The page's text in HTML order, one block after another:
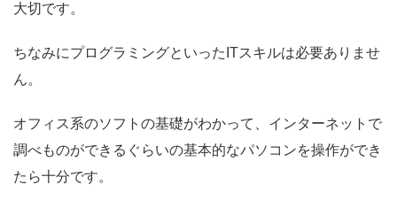
大切です。
ちなみにプログラミングといったITスキルは必要ありませ
ん。
オフィス系のソフトの基礎がわかって、インターネットで
調べものができるぐらいの基本的なパソコンを操作ができ
たら十分です。